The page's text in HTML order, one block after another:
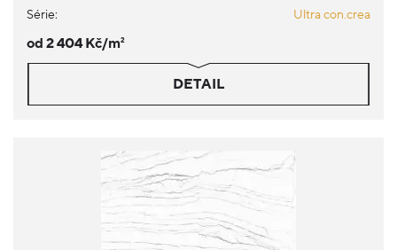
Série: Ultra con.crea
od 2 404 Kč/m2
DETAIL